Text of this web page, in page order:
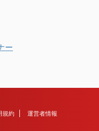
ー
規約 運営者情報